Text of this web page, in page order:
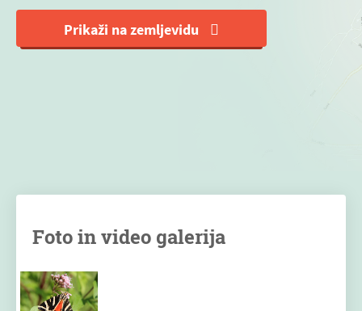
Prikaži na zemljevidu
Foto in video galerija